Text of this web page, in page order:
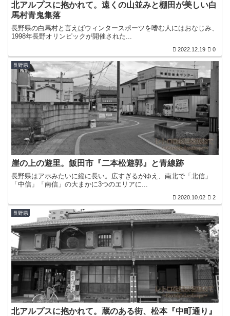
北アルプスに抱かれて。遠くの山並みと棚田が美しい白
馬村青鬼集落
長野県の白馬村と言えばウィンタースポーツを嗜む人にはおなじみ、
1998年長野オリンピックが開催された...
2022.12.19 0
長野県
崖の上の遊里。飯田市『二本松遊郭』と青線跡
長野県はアホみたいに縦に長い。広すぎるがゆえ、南北で「北信」
「中信」「南信」の大まかに3つのエリアに...
2020.10.02 2
長野県
北アルプスに抱かれて。蔵のある街、松本『中町通り』